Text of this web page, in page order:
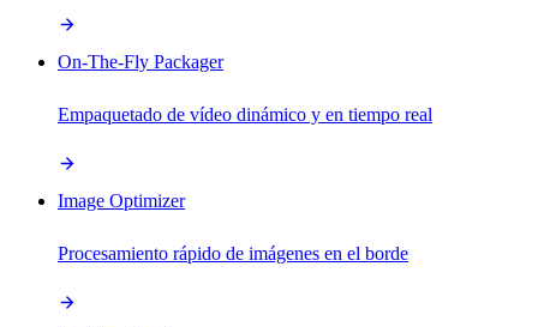
On-The-Fly Packager
Empaquetado de vídeo dinámico y en tiempo real
Image Optimizer
Procesamiento rápido de imágenes en el borde